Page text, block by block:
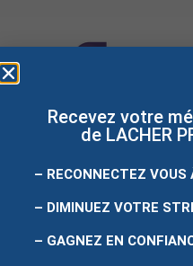
Site créé
Recevez votre
de LACHER
– RECONNECTEZ VOUS
– DIMINUEZ VOTRE
– GAGNEZ EN